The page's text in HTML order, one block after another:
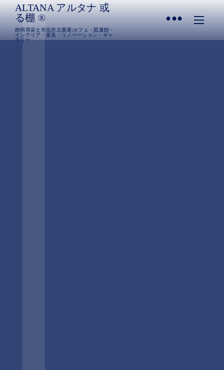
ALTANA アルタナ 或
る棚 ®︎
静岡県富士市役所北裏通|カフェ・図書館・
インテリア・家具・リノベーション・ギャ
ラリー
•